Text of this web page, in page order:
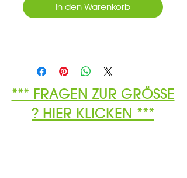
In den Warenkorb
*** FRAGEN ZUR GRÖSSE
? HIER KLICKEN ***